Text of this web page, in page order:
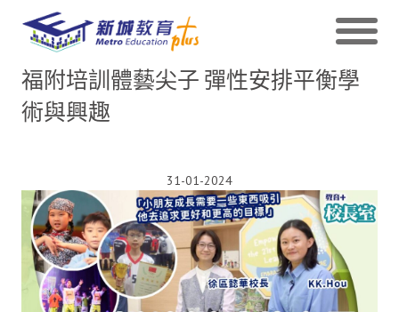
福附培訓體藝尖子 彈性安排平衡學
術與興趣
31-01-2024